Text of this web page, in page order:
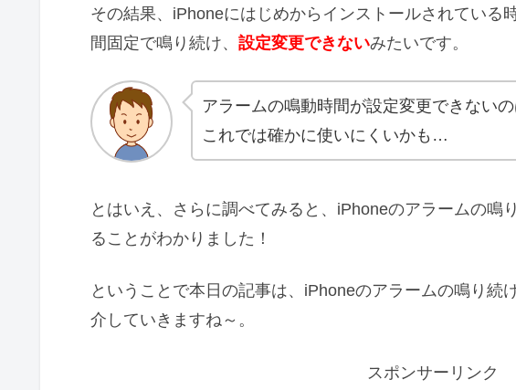
その結果、iPhoneにはじめからインストールされている
間固定で鳴り続け、 設定変更できないみたいです。
アラームの鳴動時間が設定変更できない
これでは確かに使いにくいかも…
とはいえ、さらに調べてみると、iPhoneのアラームの鳴
ることがわかりました！
ということで本日の記事は、iPhoneのアラームの鳴り続
介していきますね～。
スポンサーリンク